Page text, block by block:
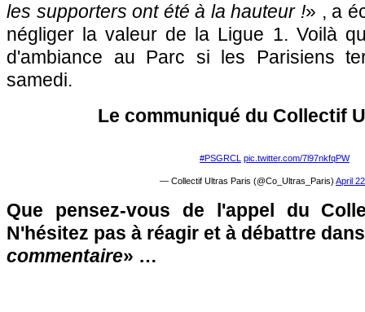
les supporters ont été à la hauteur !» , a
négliger la valeur de la Ligue 1. Voilà
d'ambiance au Parc si les Parisiens
samedi.
Le communiqué du Collectif
#PSGRCL pic.twitter.com/7l97nkfqPW
— Collectif Ultras Paris (@Co_Ultras_Paris) April
Que pensez-vous de l'appel du
N'hésitez pas à réagir et à débattre
commentaire» …